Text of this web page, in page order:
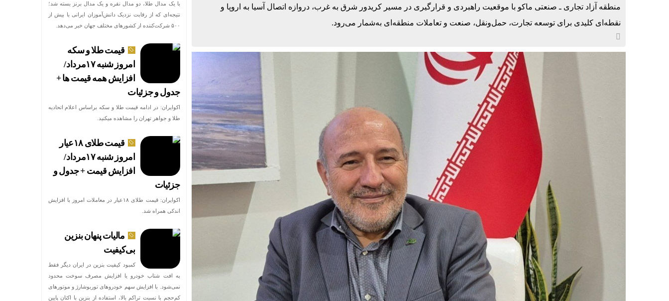
منطقه آزاد تجاری ـ صنعتی ماکو با موقعیت راهبردی و قرارگیری در مسیر کریدور شرق به غرب، دروازه اتصال آسیا به اروپا و
نقطه‌ای کلیدی برای توسعه تجارت، حمل‌ونقل، صنعت و تعاملات منطقه‌ای به‌شمار می‌رود.
با یک مدال طلا، دو مدال نقره و یک مدال برنز بسته شد؛
نتیجه‌ای که از رقابت نزدیک دانش‌آموزان ایرانی با بیش از
۵۰۰ شرکت‌کننده از کشورهای مختلف جهان خبر می‌دهد.
قیمت طلا و سکه
امروز شنبه ۱۷مرداد/
افزایش همه قیمت ها +
جدول و جزئیات
اکوایران: در ادامه قیمت طلا و سکه براساس اعلام اتحادیه
طلا و جواهر تهران را مشاهده میکنید.
قیمت طلای ۱۸عیار
امروز شنبه ۱۷مرداد/
افزایش قیمت + جدول و
جزئیات
اکوایران: قیمت طلای ۱۸عیار در معاملات امروز با افزایش
اندکی همراه شد.
مالیات پنهان بنزین
بی‌کیفیت
کمبود کیفیت بنزین در ایران دیگر فقط
به افت شتاب خودرو یا افزایش مصرف سوخت محدود
نمی‌شود. با افزایش سهم خودروهای توربوشارژ و موتورهای
کم‌حجم با نسبت تراکم بالا، استفاده از بنزین با اکتان پایین